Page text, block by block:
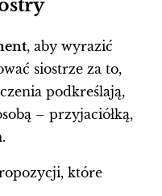
, aby wyrazić
siostrze za to,
podkreślają,
– przyjaciółką,
które